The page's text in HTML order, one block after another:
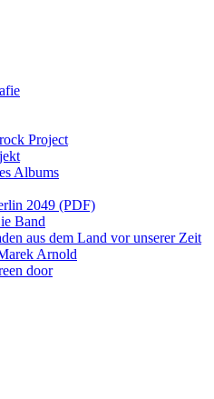
Project
Albums
2049 (PDF)
Band
aus dem Land vor unserer Zeit
Arnold
door